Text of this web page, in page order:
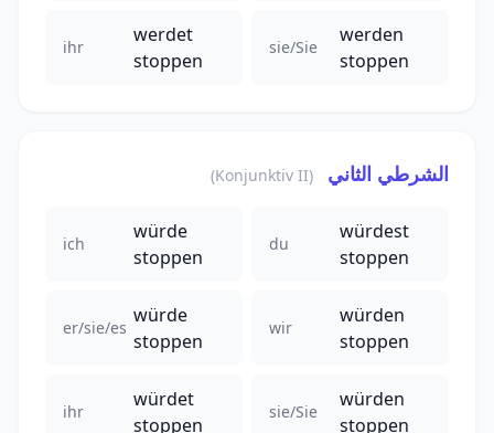
ihr
werdet
stoppen
sie/Sie
werden
stoppen
الشرطي الثاني (Konjunktiv II)
ich
würde
stoppen
du
würdest
stoppen
er/sie/es
würde
stoppen
wir
würden
stoppen
ihr
würdet
stoppen
sie/Sie
würden
stoppen